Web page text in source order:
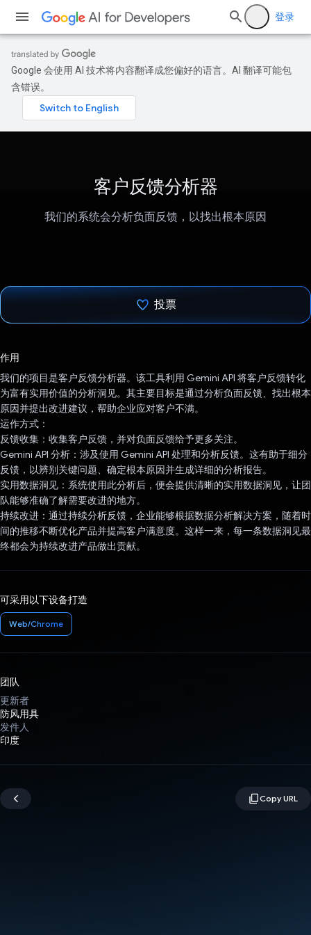
登录
Google 会使用 AI 技术将内容翻译成您偏好的语言。AI 翻译可能包
含错误。
客户反馈分析器
我们的系统会分析负面反馈，以找出根本原因
投票
作用
我们的项目是客户反馈分析器。该工具利用 Gemini API 将客户反馈转化
为富有实用价值的分析洞见。其主要目标是通过分析负面反馈、找出根本
原因并提出改进建议，帮助企业应对客户不满。
运作方式：
反馈收集：收集客户反馈，并对负面反馈给予更多关注。
Gemini API 分析：涉及使用 Gemini API 处理和分析反馈。这有助于细分
反馈，以辨别关键问题、确定根本原因并生成详细的分析报告。
实用数据洞见：系统使用此分析后，便会提供清晰的实用数据洞见，让团
队能够准确了解需要改进的地方。
持续改进：通过持续分析反馈，企业能够根据数据分析解决方案，随着时
间的推移不断优化产品并提高客户满意度。这样一来，每一条数据洞见最
终都会为持续改进产品做出贡献。
可采用以下设备打造
Web/Chrome
团队
更新者
防风用具
发件人
印度